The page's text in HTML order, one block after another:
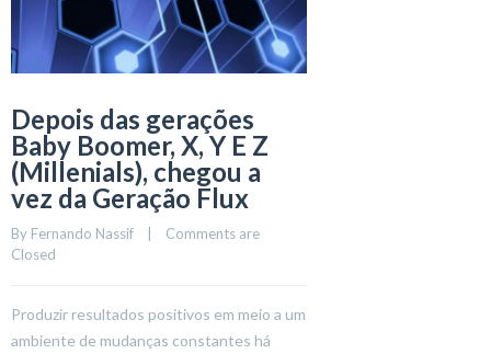
Depois das gerações
Baby Boomer, X, Y E Z
(Millenials), chegou a
vez da Geração Flux
By Fernando Nassif
    |
Comments are
Closed
Produzir resultados positivos em meio a um
ambiente de mudanças constantes há